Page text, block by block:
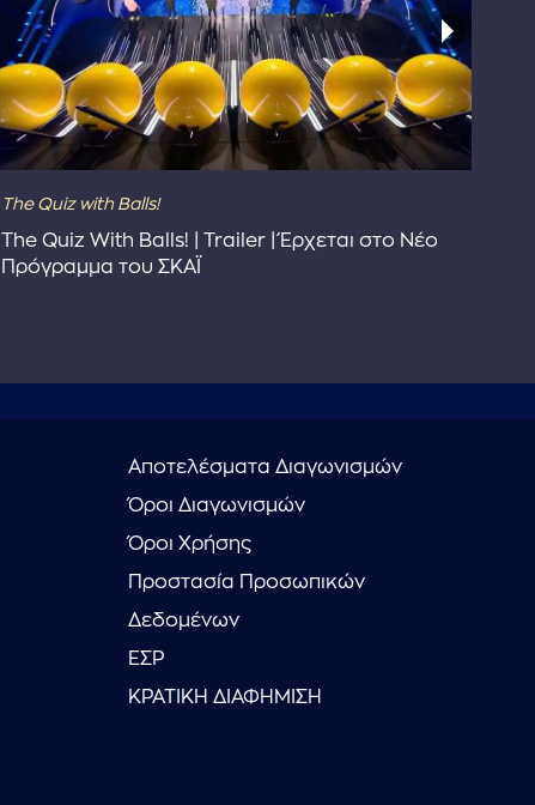
The Quiz with Balls!
The Quiz With Balls! | Trailer | Έρχεται στο Νέο
Πρόγραμμα του ΣΚΑΪ
Αποτελέσματα Διαγωνισμών
Όροι Διαγωνισμών
Όροι Χρήσης
Προστασία Προσωπικών
Δεδομένων
ΕΣΡ
ΚΡΑΤΙΚΗ ΔΙΑΦΗΜΙΣΗ